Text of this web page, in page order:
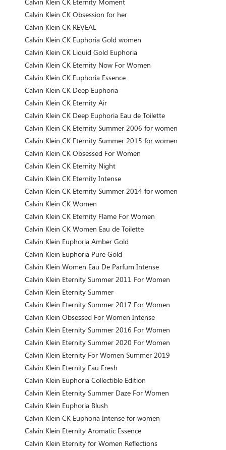
Calvin Klein CK Obsession for her
Calvin Klein CK REVEAL
Calvin Klein CK Euphoria Gold women
Calvin Klein CK Liquid Gold Euphoria
Calvin Klein CK Eternity Now For Women
Calvin Klein CK Euphoria Essence
Calvin Klein CK Deep Euphoria
Calvin Klein CK Eternity Air
Calvin Klein CK Deep Euphoria Eau de Toilette
Calvin Klein CK Eternity Summer 2006 for women
Calvin Klein CK Eternity Summer 2015 for women
Calvin Klein CK Obsessed For Women
Calvin Klein CK Eternity Night
Calvin Klein CK Eternity Intense
Calvin Klein CK Eternity Summer 2014 for women
Calvin Klein CK Women
Calvin Klein CK Eternity Flame For Women
Calvin Klein CK Women Eau de Toilette
Calvin Klein Euphoria Amber Gold
Calvin Klein Euphoria Pure Gold
Calvin Klein Women Eau De Parfum Intense
Calvin Klein Eternity Summer 2011 For Women
Calvin Klein Eternity Summer
Calvin Klein Eternity Summer 2017 For Women
Calvin Klein Obsessed For Women Intense
Calvin Klein Eternity Summer 2016 For Women
Calvin Klein Eternity Summer 2020 For Women
Calvin Klein Eternity For Women Summer 2019
Calvin Klein Eternity Eau Fresh
Calvin Klein Euphoria Collectible Edition
Calvin Klein Eternity Summer Daze For Women
Calvin Klein Euphoria Blush
Calvin Klein CK Euphoria Intense for women
Calvin Klein Eternity Aromatic Essence
Calvin Klein Eternity for Women Reflections